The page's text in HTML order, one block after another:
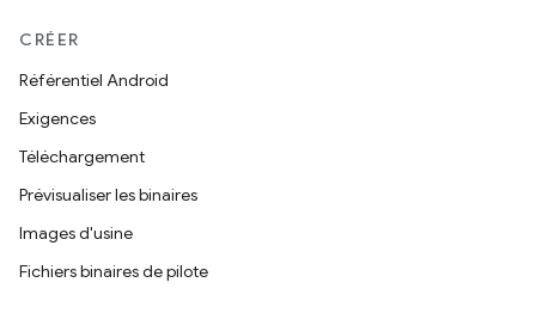
CRÉER
Référentiel Android
Exigences
Téléchargement
Prévisualiser les binaires
Images d'usine
Fichiers binaires de pilote